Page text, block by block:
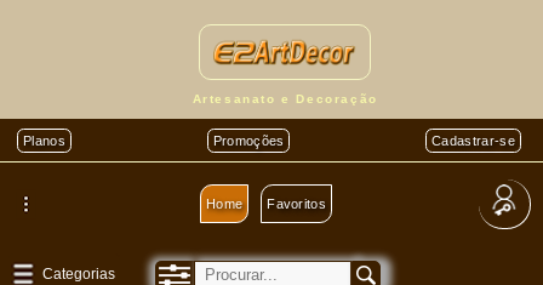
Artesanato e Decoração
Planos Promoções Cadastrar-se
Home Favoritos
Categorias